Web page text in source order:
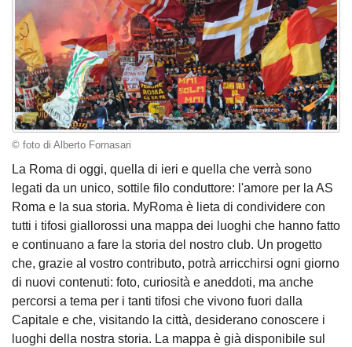
© foto di Alberto Fornasari
La Roma di oggi, quella di ieri e quella che verrà sono
legati da un unico, sottile filo conduttore: l'amore per la AS
Roma e la sua storia. MyRoma è lieta di condividere con
tutti i tifosi giallorossi una mappa dei luoghi che hanno fatto
e continuano a fare la storia del nostro club. Un progetto
che, grazie al vostro contributo, potrà arricchirsi ogni giorno
di nuovi contenuti: foto, curiosità e aneddoti, ma anche
percorsi a tema per i tanti tifosi che vivono fuori dalla
Capitale e che, visitando la città, desiderano conoscere i
luoghi della nostra storia. La mappa è già disponibile sul